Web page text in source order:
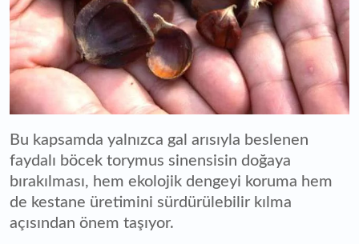
Bu kapsamda yalnızca gal arısıyla beslenen
faydalı böcek torymus sinensisin doğaya
bırakılması, hem ekolojik dengeyi koruma hem
de kestane üretimini sürdürülebilir kılma
açısından önem taşıyor.